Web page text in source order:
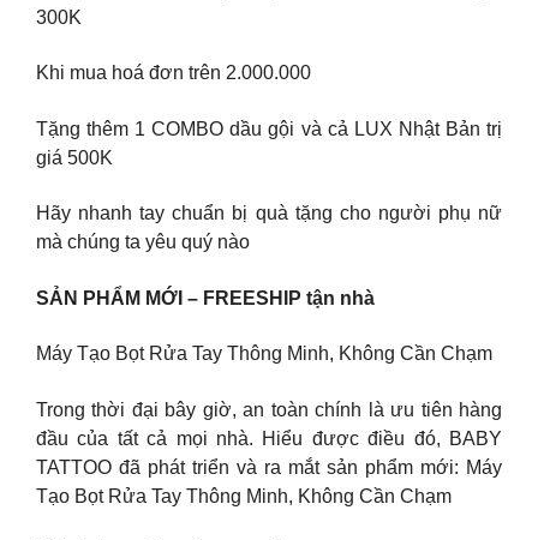
300K
Khi mua hoá đơn trên 2.000.000
Tặng thêm 1 COMBO dầu gội và cả LUX Nhật Bản trị
giá 500K
Hãy nhanh tay chuẩn bị quà tặng cho người phụ nữ
mà chúng ta yêu quý nào
SẢN PHẨM MỚI – FREESHIP tận nhà
Máy Tạo Bọt Rửa Tay Thông Minh, Không Cần Chạm
Trong thời đại bây giờ, an toàn chính là ưu tiên hàng
đầu của tất cả mọi nhà. Hiểu được điều đó, BABY
TATTOO đã phát triển và ra mắt sản phẩm mới: Máy
Tạo Bọt Rửa Tay Thông Minh, Không Cần Chạm